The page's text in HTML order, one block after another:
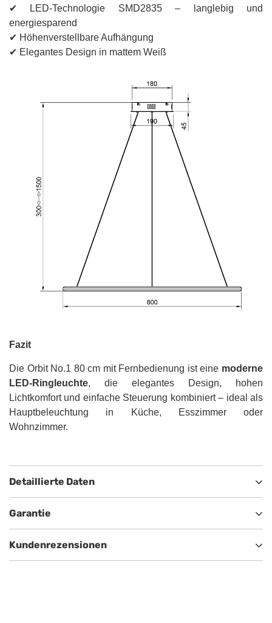
✔ LED-Technologie SMD2835 – langlebig und
energiesparend
✔ Höhenverstellbare Aufhängung
✔ Elegantes Design in mattem Weiß
Fazit
Die Orbit No.1 80 cm mit Fernbedienung ist eine moderne
LED-Ringleuchte, die elegantes Design, hohen
Lichtkomfort und einfache Steuerung kombiniert – ideal als
Hauptbeleuchtung in Küche, Esszimmer oder
Wohnzimmer.
Detaillierte Daten
Garantie
Kundenrezensionen